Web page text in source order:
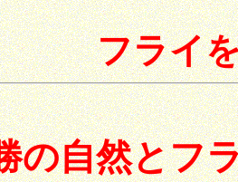
フライ
の自然とフ